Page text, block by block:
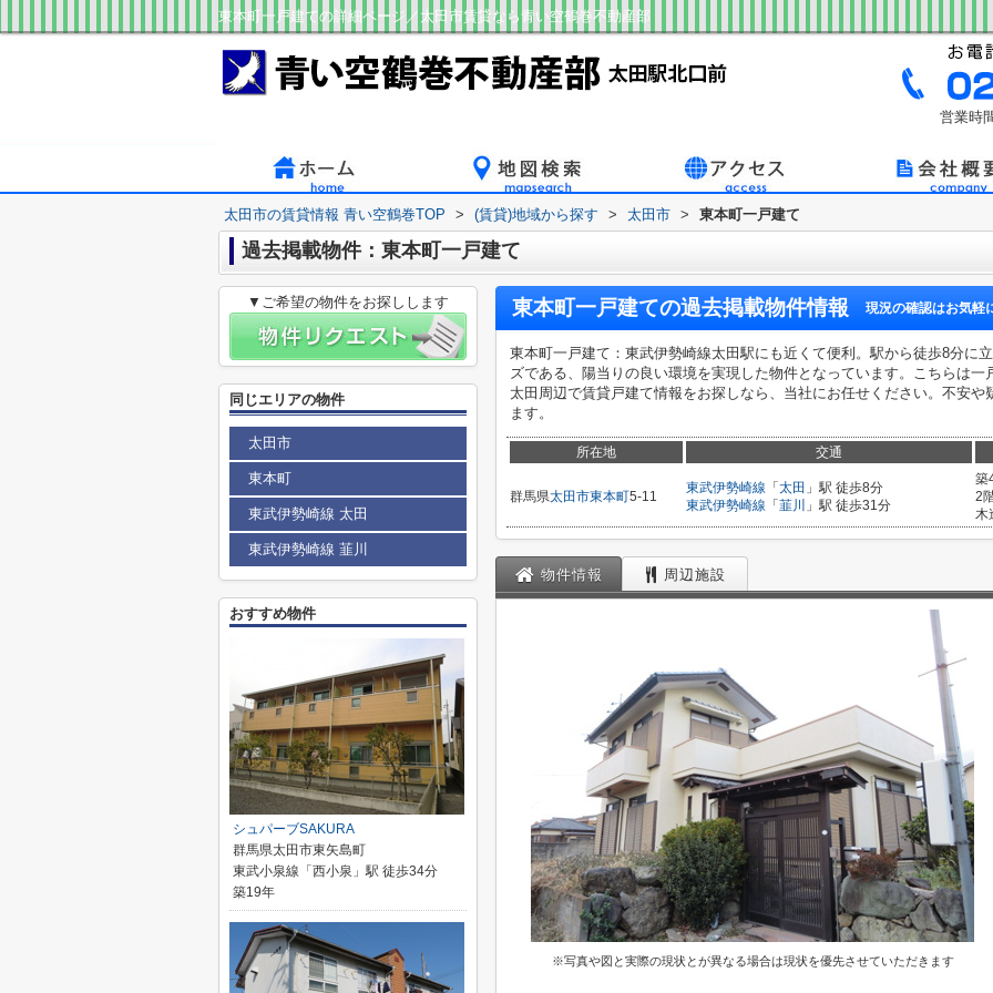
東本町一戸建ての詳細ページ／太田市賃貸なら青い空鶴巻不動産部
営業
太田市の賃貸情報 青い空鶴巻TOP > (賃貸)地域から探す > 太田市 > 東本町一戸建て
過去掲載物件：東本町一戸建て
東本町一戸建ての過去掲載物件情報 現況の確認はお気軽
東本町一戸建て：東武伊勢崎線太田駅にも近くて便利。駅から徒歩8分に
ズである、陽当りの良い環境を実現した物件となっています。こちらは
太田周辺で賃貸戸建て情報をお探しなら、当社にお任せください。不安
ます。
所在地 交通
群馬県太田市東本町5-11
東武伊勢崎線 「 太田 」駅 徒歩8分
東武伊勢崎線 「 韮川 」駅 徒歩31分
築
2
木
物件情報 周辺施設
※写真や図と実際の現状とが異なる場合は現状を優先させていただきます
▼ご希望の物件をお探しします
同じエリアの物件
太田市
東本町
東武伊勢崎線 太田
東武伊勢崎線 韮川
おすすめ物件
シュパーブSAKURA
群馬県太田市東矢島町
東武小泉線「西小泉」駅 徒歩34分
築19年